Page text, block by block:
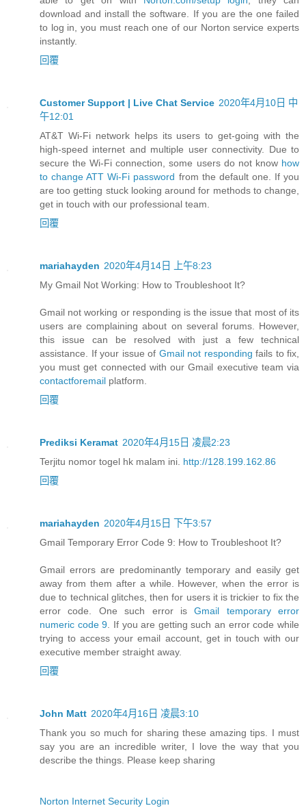
download and install the software. If you are the one failed
to log in, you must reach one of our Norton service experts
instantly.
回覆
Customer Support | Live Chat Service 2020年4月10日 中
午12:01
AT&T Wi-Fi network helps its users to get-going with the
high-speed internet and multiple user connectivity. Due to
secure the Wi-Fi connection, some users do not know how
to change ATT Wi-Fi password from the default one. If you
are too getting stuck looking around for methods to change,
get in touch with our professional team.
回覆
mariahayden 2020年4月14日 上午8:23
My Gmail Not Working: How to Troubleshoot It?
Gmail not working or responding is the issue that most of its
users are complaining about on several forums. However,
this issue can be resolved with just a few technical
assistance. If your issue of Gmail not responding fails to fix,
you must get connected with our Gmail executive team via
contactforemail platform.
回覆
Prediksi Keramat 2020年4月15日 凌晨2:23
Terjitu nomor togel hk malam ini. http://128.199.162.86
回覆
mariahayden 2020年4月15日 下午3:57
Gmail Temporary Error Code 9: How to Troubleshoot It?
Gmail errors are predominantly temporary and easily get
away from them after a while. However, when the error is
due to technical glitches, then for users it is trickier to fix the
error code. One such error isGmail temporary error
numeric code 9 . If you are getting such an error code while
trying to access your email account, get in touch with our
executive member straight away.
回覆
John Matt 2020年4月16日 凌晨3:10
Thank you so much for sharing these amazing tips. I must
say you are an incredible writer, I love the way that you
describe the things. Please keep sharing
Norton Internet Security Login